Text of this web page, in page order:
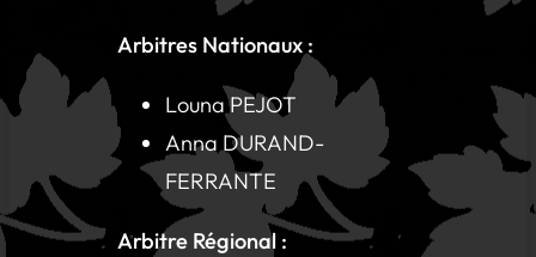
Arbitres Nationaux :
Louna PEJOT
Anna DURAND-
FERRANTE
Arbitre Régional :